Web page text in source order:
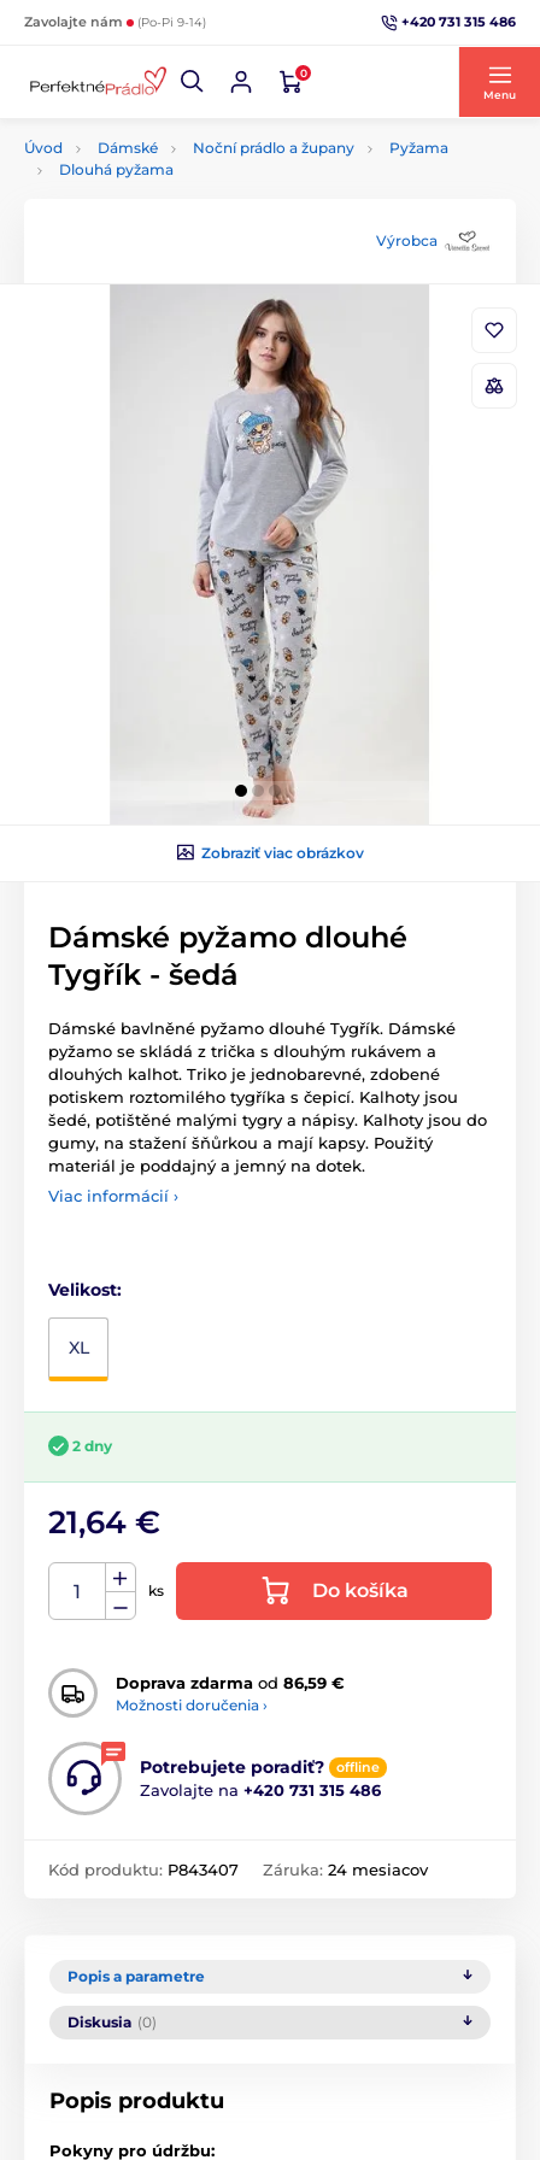
Zavolajte nám (Po-Pi 9-14) +420 731 315 486
0
Menu
Úvod Dámské Noční prádlo a župany
Pyžama
Dlouhá pyžama
Výrobca
Zobraziť viac obrázkov
Dámské pyžamo dlouhé
Tygřík - šedá
Dámské bavlněné pyžamo dlouhé Tygřík. Dámské
pyžamo se skládá z trička s dlouhým rukávem a
dlouhých kalhot. Triko je jednobarevné, zdobené
potiskem roztomilého tygříka s čepicí. Kalhoty jsou
šedé, potištěné malými tygry a nápisy. Kalhoty jsou do
gumy, na stažení šňůrkou a mají kapsy. Použitý
materiál je poddajný a jemný na dotek.
Viac informácií ›
Velikost:
XL
2 dny
21,64 €
ks Do košíka
Doprava zdarma od 86,59 €
Možnosti doručenia ›
Potrebujete poradiť? offline
Zavolajte na +420 731 315 486
Kód produktu: P843407 Záruka: 24 mesiacov
Popis a parametre
Diskusia (0)
Popis produktu
Pokyny pro údržbu: